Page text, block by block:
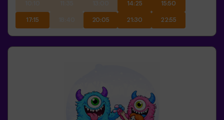
14:25 15:50
17:15 20:05 21:30 22:55